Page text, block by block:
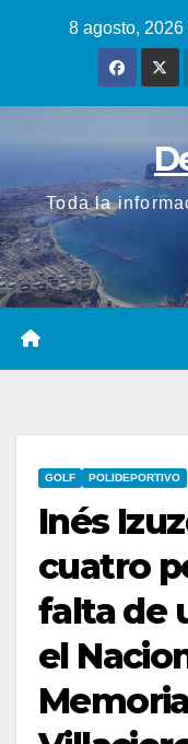
8 agosto, 2026
Toda la
GOLF POLIDEPORTIVO
Inés
cuatro
falta de
el